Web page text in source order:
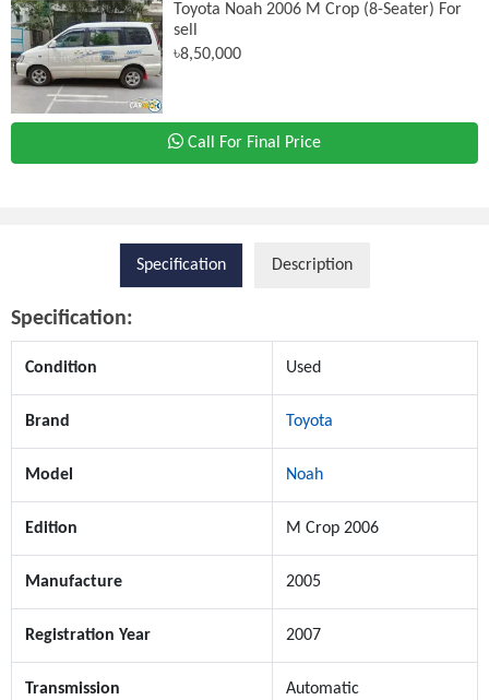
Toyota Noah 2006 M Crop (8-Seater) For
sell
৳8,50,000
Call For Final Price
Specification Description
Specification:
Condition Used
Brand Toyota
Model Noah
Edition M Crop 2006
Manufacture 2005
Registration Year 2007
Transmission Automatic